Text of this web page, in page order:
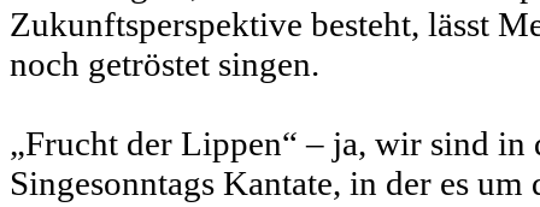
Zukunftsperspektive besteht, lässt
noch getröstet singen.
„Frucht der Lippen“ – ja, wir sind in
Singesonntags Kantate, in der es